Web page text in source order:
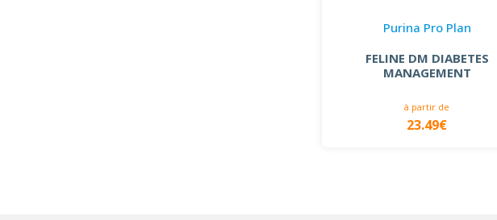
Purina Pro Plan
FELINE DM DIABETES
MANAGEMENT
à partir de
23.49€